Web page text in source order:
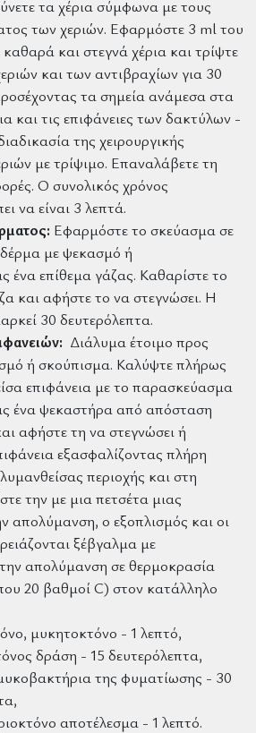
τα χέρια σύμφωνα με τους
των χεριών. Εφαρμόστε 3 ml του
και στεγνά χέρια και τρίψτε
και των αντιβραχίων για 30
τα σημεία ανάμεσα στα
και τις επιφάνειες των δακτύλων -
της χειρουργικής
με τρίψιμο. Επαναλάβετε τη
Ο συνολικός χρόνος
να είναι 3 λεπτά.
Εφαρμόστε το σκεύασμα σε
με ψεκασμό ή
ένα επίθεμα γάζας. Καθαρίστε το
και αφήστε το να στεγνώσει. Η
30 δευτερόλεπτα.
Διάλυμα έτοιμο προς
ή σκούπισμα. Καλύψτε πλήρως
επιφάνεια με το παρασκεύασμα
ένα ψεκαστήρα από απόσταση
αφήστε τη να στεγνώσει ή
εξασφαλίζοντας πλήρη
περιοχής και στη
την με μια πετσέτα μιας
απολύμανση, ο εξοπλισμός και οι
ξέβγαλμα με
απολύμανση σε θερμοκρασία
20 βαθμοί C) στον κατάλληλο
μυκητοκτόνο - 1 λεπτό,
δράση - 15 δευτερόλεπτα,
της φυματίωσης - 30
αποτέλεσμα - 1 λεπτό.